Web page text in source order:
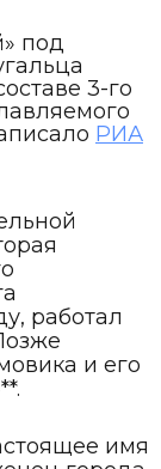
под
3-го
РИА
работал
и его
имя